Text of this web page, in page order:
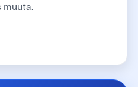
muuta.